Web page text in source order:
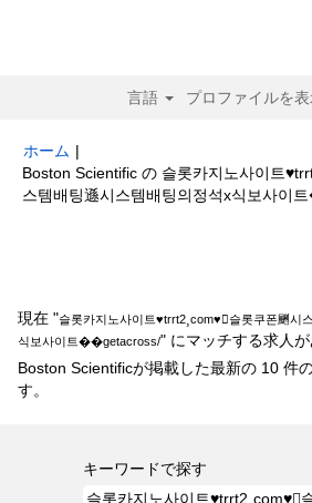
言語 プロファイルを
ホーム |
Boston Scientific の 슬롯카지노사이트
스템배팅遜시스템배팅의정석х식보사이
現在 "슬롯카지노사이트♥trrt2¸com♥슬롯쿠폰䬆시
식보사이트��getacross/" にマッチする求人が
Boston Scientificが掲載した最新の 10 件
す。
キーワードで探す